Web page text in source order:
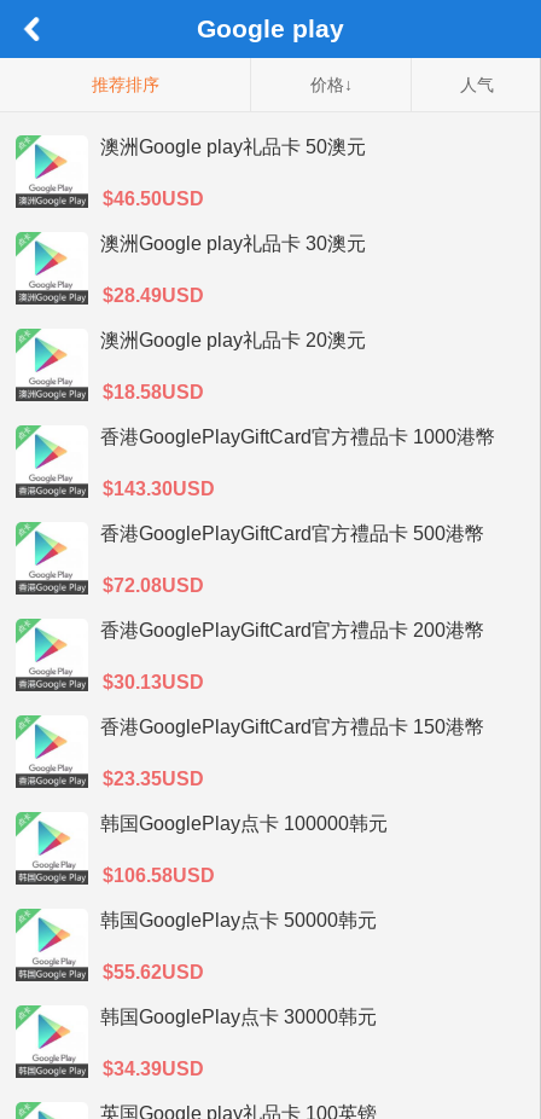
Google play
推荐排序 价格↓ 人气
澳洲Google play礼品卡 50澳元
$46.50USD
澳洲Google play礼品卡 30澳元
$28.49USD
澳洲Google play礼品卡 20澳元
$18.58USD
香港GooglePlayGiftCard官方禮品卡 1000港幣
$143.30USD
香港GooglePlayGiftCard官方禮品卡 500港幣
$72.08USD
香港GooglePlayGiftCard官方禮品卡 200港幣
$30.13USD
香港GooglePlayGiftCard官方禮品卡 150港幣
$23.35USD
韩国GooglePlay点卡 100000韩元
$106.58USD
韩国GooglePlay点卡 50000韩元
$55.62USD
韩国GooglePlay点卡 30000韩元
$34.39USD
英国Google play礼品卡 100英镑